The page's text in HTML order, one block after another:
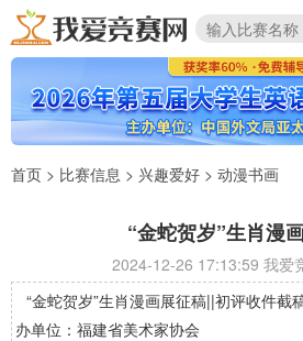
首页 > 比赛信息 > 兴趣爱好 > 动漫书画
“金蛇贺岁”生肖漫
2024-12-26 17:13:59 我爱
“金蛇贺岁”生肖漫画展征稿||初评收件截
办单位：福建省美术家协会